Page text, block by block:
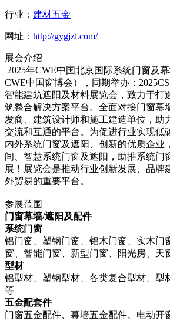
行业： 建材五金
网址： http://gygjzl.com/
展会介绍
2025年CWE中国北京国际系统门窗及
CWE中国窗博会），同期举办：
智能建筑遮阳及材料展览会，致力于打
筑整合解决方案平台。全面对接门窗幕
发商、建筑设计师和施工建造单位，助
交流和互通的平台。为促进行业实现低
内外系统门窗及遮阳、创新的优质企业
间、智慧系统门窗及遮阳，助推系统门
展！展览会是推动行业创新发展、品牌
外贸易的重要平台。
参展范围
门窗幕墙/遮阳及配件
系统门窗
铝门窗、塑钢门窗、铝木门窗、实木门
窗、智能门窗、新型门窗、阳光房、天
型材
铝型材、塑钢型材、各类复合型材、型
等
五金配套件
门窗五金配件、幕墙五金配件、电动开